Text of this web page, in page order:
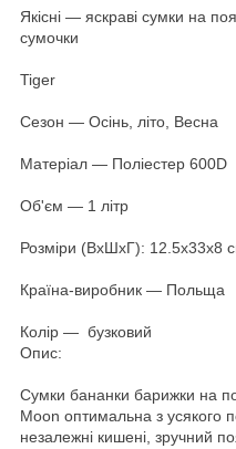
Якісні — яскраві сумки на
сумочки
Tiger
Сезон — Осінь, літо, Весна
Матеріал — Поліестер 600D
Об'єм — 1 літр
Розміри (ВхШхГ): 12.5x33x8
Країна-виробник — Польща
Колір — бузковий
Опис:
Сумки бананки барижки на
Moon оптимальна з усякого
незалежні кишені, зручний